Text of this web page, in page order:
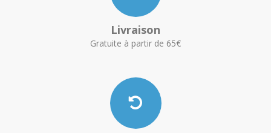
Livraison
Gratuite à partir de 65€